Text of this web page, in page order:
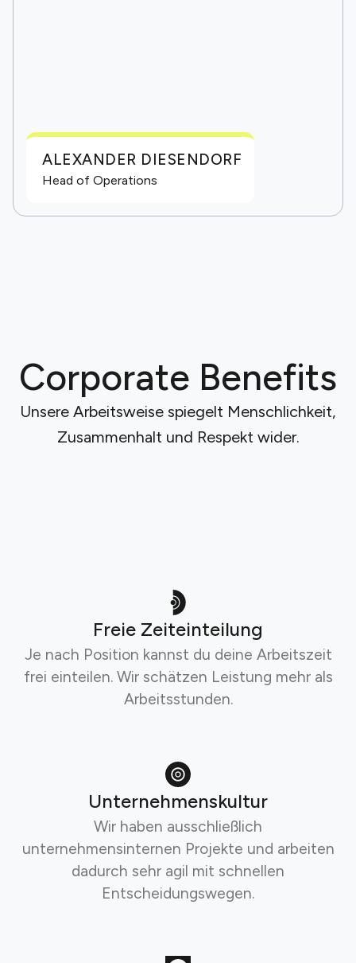
ALEXANDER DIESENDORF
Head of Operations
Corporate Benefits
Unsere Arbeitsweise spiegelt Menschlichkeit,
Zusammenhalt und Respekt wider.
Freie Zeiteinteilung
Je nach Position kannst du deine Arbeitszeit
frei einteilen. Wir schätzen Leistung mehr als
Arbeitsstunden.
Unternehmenskultur
Wir haben ausschließlich
unternehmensinternen Projekte und arbeiten
dadurch sehr agil mit schnellen
Entscheidungswegen.